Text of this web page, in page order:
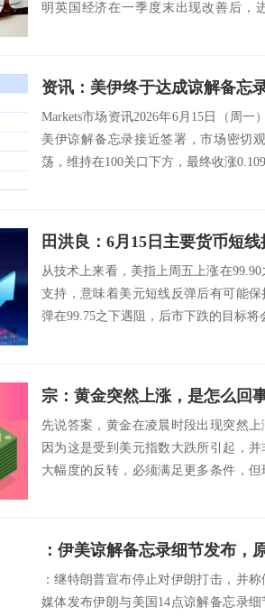
明英国经济在一季度末出现改善后，
Markets市场资讯2026年6月15日（周
美伊谅解备忘录接近签署，市场密切
荡，维持在100关口下方，最终收涨
田洪良：6月15日主要货币
从技术上来看，美指上周五上涨在
支持，意味着美元短线反弹后有可能
弹在99.75之下遇阻，后市下跌的目标将
宗：黄金突然上涨，是怎么回
先说答案，黄金在凌晨时段出现突然
因为这是受到美元指数大跌所引起，
大幅度的反转，必须满足更多条件，
：伊美谅解备忘录细节发布，
：继特朗普宣布停止对伊朗打击，并
媒体发布伊朗与美国14点谅解备忘录